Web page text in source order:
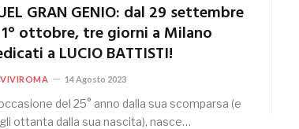
GRAN GENIO: dal 29 settembre
ottobre, tre giorni a Milano
a LUCIO BATTISTI!
VIVIROMA 14 Agosto 2023
del 25° anno dalla sua scomparsa (e
ottanta dalla sua nascita), nasce…